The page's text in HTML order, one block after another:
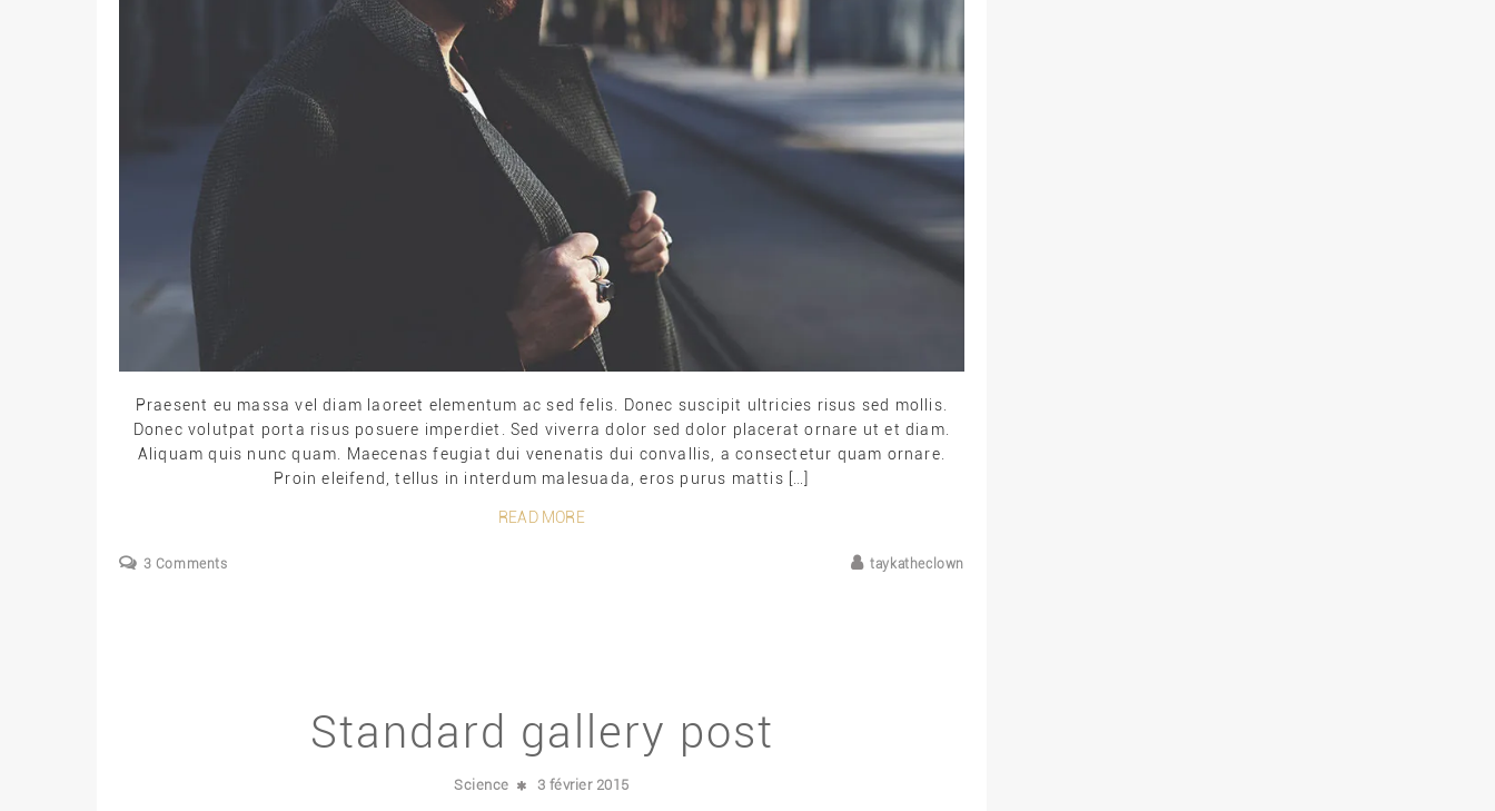
Praesent eu massa vel diam laoreet elementum ac sed felis. Donec suscipit ultricies risus sed mollis.
Donec volutpat porta risus posuere imperdiet. Sed viverra dolor sed dolor placerat ornare ut et diam.
Aliquam quis nunc quam. Maecenas feugiat dui venenatis dui convallis, a consectetur quam ornare.
Proin eleifend, tellus in interdum malesuada, eros purus mattis […]
READ MORE
3 Comments taykatheclown
Standard gallery post
Science 3 février 2015